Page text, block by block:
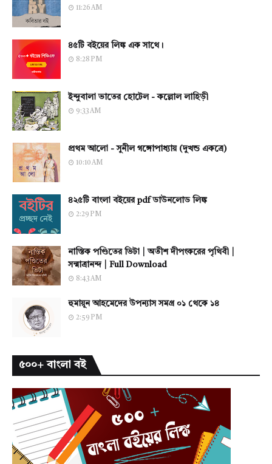
11:26 AM
৪৫টি বইয়ের লিঙ্ক এক সাথে।
8:28 PM
ইন্দুবালা ভাতের হোটেল - কল্লোল লাহিড়ী
9:33 AM
প্রথম আলো - সুনীল গঙ্গোপাধ্যায় (দুখন্ড একত্রে)
10:10 AM
৪২৫টি বাংলা বইয়ের pdf ডাউনলোড লিঙ্ক
2:29 PM
নাস্তিক পণ্ডিতের ভিটা | অতীশ দীপংকরের পৃথিবী |
সন্মাত্রানন্দ | Full Download
8:43 AM
হুমায়ূন আহমেদের উপন্যাস সমগ্র ০১ থেকে ১৪
2:59 PM
৫০০+ বাংলা বই